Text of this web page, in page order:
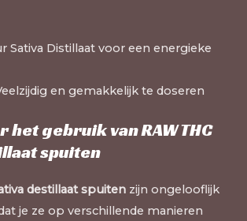
Sativa Distillaat voor een energieke
en gemakkelijk te doseren
het gebruik van RAW THC
spuiten
destillaat spuiten zijn ongelooflijk
je ze op verschillende manieren